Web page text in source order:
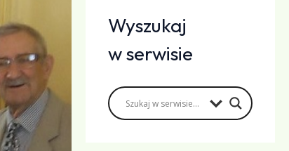
Wyszukaj
w serwisie